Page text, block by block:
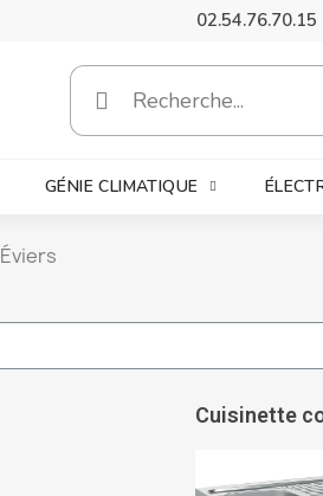
02.54.76.70.15
GÉNIE CLIMATIQUE
Éviers